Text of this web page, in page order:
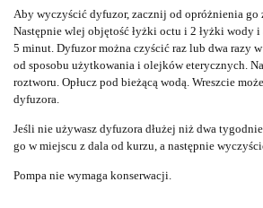
Aby wyczyścić dyfuzor, zacznij od opróżnienia go
Następnie wlej objętość łyżki octu i 2 łyżki wody
5 minut. Dyfuzor można czyścić raz lub dwa razy
od sposobu użytkowania i olejków eterycznych.
roztworu. Opłucz pod bieżącą wodą. Wreszcie
dyfuzora.
Jeśli nie używasz dyfuzora dłużej niż dwa
go w miejscu z dala od kurzu, a następnie
Pompa nie wymaga konserwacji.